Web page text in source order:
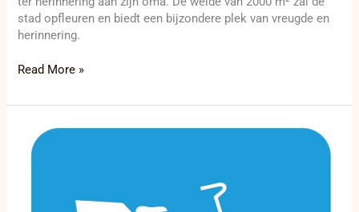
stad opfleuren en biedt een bijzondere plek van vreugde en
herinnering.
Read More »
bikes